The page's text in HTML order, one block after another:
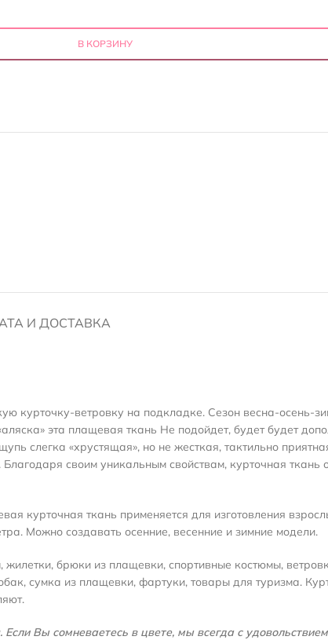
В КОРЗИНУ
И ДОСТАВКА
курточку-ветровку на подкладке. Сезон весна-осень-
эта плащевая ткань Не подойдет, будет будет
слегка «хрустящая», но не жесткая, тактильно
своим уникальным свойствам, курточная ткань
курточная ткань применяется для изготовления
Можно создавать осенние, весенние и зимние модели.
брюки из плащевки, спортивные костюмы,
сумка из плащевки, фартуки, товары для туризма.
Вы сомневаетесь в цвете, мы всегда с